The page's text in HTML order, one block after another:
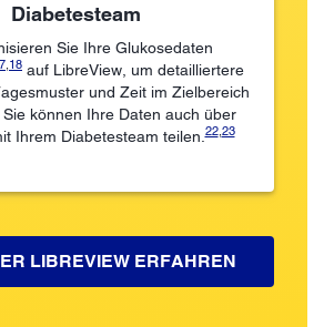
Diabetesteam
Sie Ihre Glukosedaten
,18 auf LibreView, um detailliertere
und Zeit im Zielbereich
können Ihre Daten auch über
Ihrem Diabetesteam teilen.22,23
LIBREVIEW ERFAHREN